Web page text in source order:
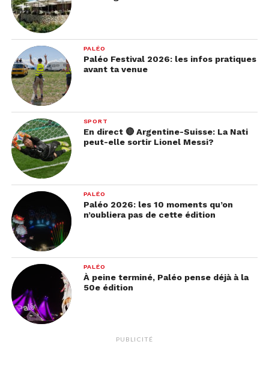
PALÉO
Paléo Festival 2026: les infos pratiques
avant ta venue
SPORT
En direct 🔴 Argentine-Suisse: La Nati
peut-elle sortir Lionel Messi?
PALÉO
Paléo 2026: les 10 moments qu’on
n’oubliera pas de cette édition
PALÉO
À peine terminé, Paléo pense déjà à la
50e édition
PUBLICITÉ